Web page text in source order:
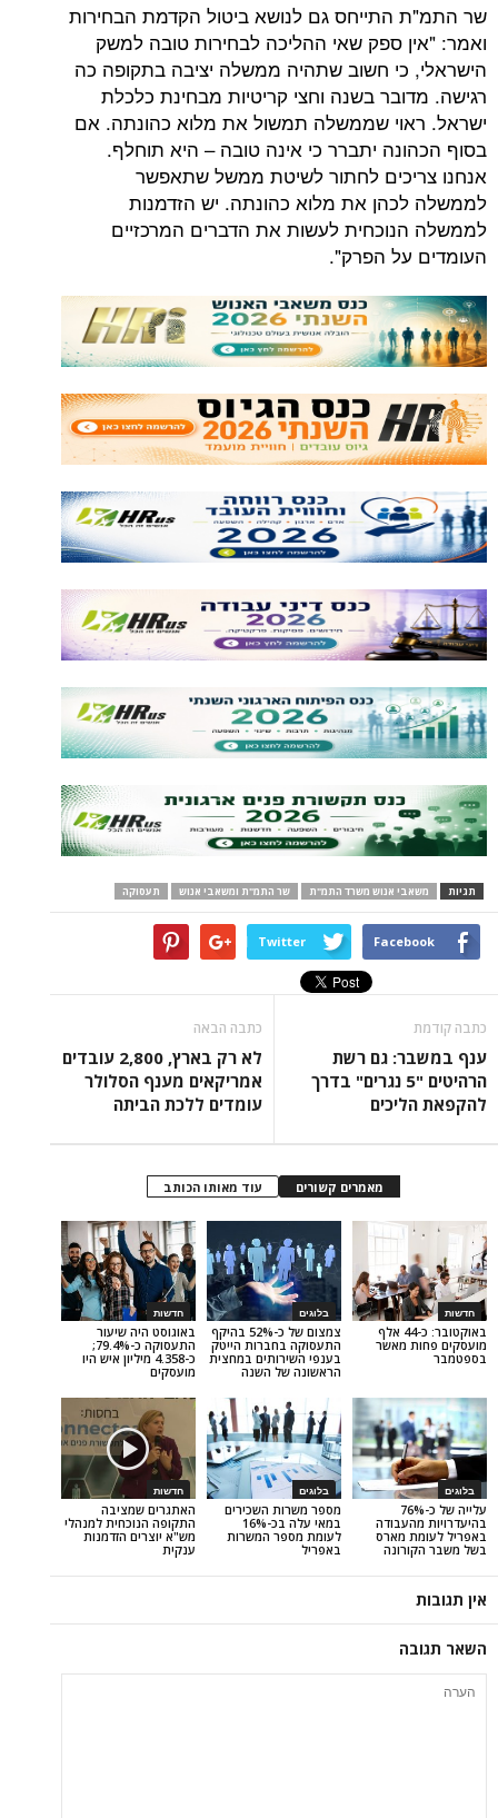
גם לנושא ביטול הקדמת הבחירות
ספק שאי ההליכה לבחירות טובה למשק
חשוב שתהיה ממשלה יציבה בתקופה כה
בשנה וחצי קריטיות מבחינת כלכלת
שממשלה תמשול את מלוא כהונתה. אם
יתברר כי אינה טובה – היא תוחלף.
לחתור לשיטת ממשל שתאפשר
את מלוא כהונתה. יש הזדמנות
לעשות את הדברים המרכזיים
הפרק".
אנוש משרד התמ"ת שר התמ"ת ומשאבי אנוש תעסוקה
Twitter
גם רשת
הרהיטים "5 נגרים" בדרך
לא רק בארץ, 2,800 עובדים
אמריקאים מענף הסלולר
עומדים ללכת הביתה
עוד מאותו הכותב
חדשות
באוגוסט היה שיעור
התעסוקה כ-79.4%;
כ-4.358 מיליון איש היו
מועסקים
בלוגים
צמצום של כ-52% בהיקף
התעסוקה בחברות הייטק
בענפי השירותים במחצית
הראשונה של השנה
באוקטובר: כ-44 אלף
מאשר
חדשות
האתגרים שמציבה
התקופה הנוכחית למנהלי
מש"א יוצרים הזדמנות
בלוגים
מספר משרות השכירים
במאי עלה בכ-16%
לעומת מספר המשרות
באפריל
מארס